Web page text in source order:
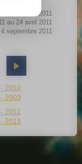
au 27 février 2011
au 24 avril 2011
septembre 2011
2010
2009
2012
2013